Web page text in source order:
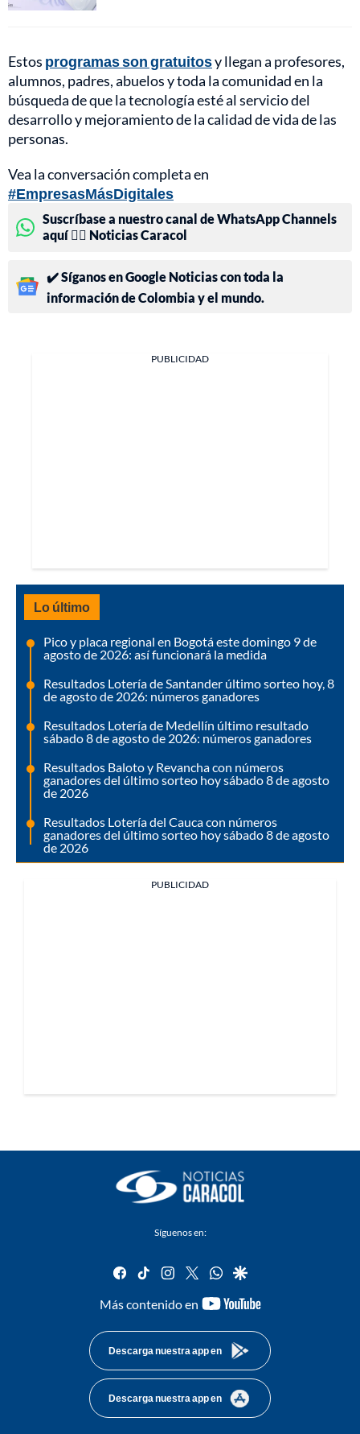
Estos programas son gratuitosy llegan a profesores,
alumnos, padres, abuelos y toda la comunidad en la
búsqueda de que la tecnología esté al servicio del
desarrollo y mejoramiento de la calidad de vida de las
personas.
Vea la conversación completa en
#EmpresasMásDigitales
Suscríbase a nuestro canal de WhatsApp Channels
aquí 👉🏻 Noticias Caracol
✔️ Síganos en Google Noticias con toda la
información de Colombia y el mundo.
PUBLICIDAD
Lo último
Pico y placa regional en Bogotá este domingo 9 de
agosto de 2026: así funcionará la medida
Resultados Lotería de Santander último sorteo hoy, 8
de agosto de 2026: números ganadores
Resultados Lotería de Medellín último resultado
sábado 8 de agosto de 2026: números ganadores
Resultados Baloto y Revancha con números
ganadores del último sorteo hoy sábado 8 de agosto
de 2026
Resultados Lotería del Cauca con números
ganadores del último sorteo hoy sábado 8 de agosto
de 2026
PUBLICIDAD
Síguenos en:
facebook
tiktok instagram
twitterwhatsapp
google
Más contenido en
youtube-
Descarga nuestra app en
Descarga nuestra app en